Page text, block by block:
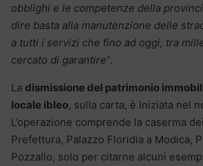
obblighi e le competenze della
dire basta alla manutenzione delle
a tutti i servizi che fino ad oggi, tra
cercato di garantire“.
La dismissione del patrimonio
locale ibleo, sulla carta, è iniziata nel
L’operazione comprende la caserma
Prefettura, Palazzo Floridia a Modica,
Pozzallo, solo per citarne alcuni